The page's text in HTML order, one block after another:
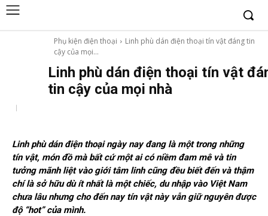
Phụ kiện điện thoại
Linh phù dán điện thoại tín vật đáng tin
cậy của mọi...
Linh phù dán điện thoại tín vật
tin cậy của mọi nhà
Linh phù dán điện thoại ngày nay đang là một trong những
tín vật, món đồ mà bất cứ một ai có niềm đam mê và tin
tưởng mãnh liệt vào giới tâm linh cũng đều biết đến và thậm
chí là sở hữu dù ít nhất là một chiếc, du nhập vào Việt Nam
chưa lâu nhưng cho đến nay tín vật này vẫn giữ nguyên được
độ “hot” của mình.